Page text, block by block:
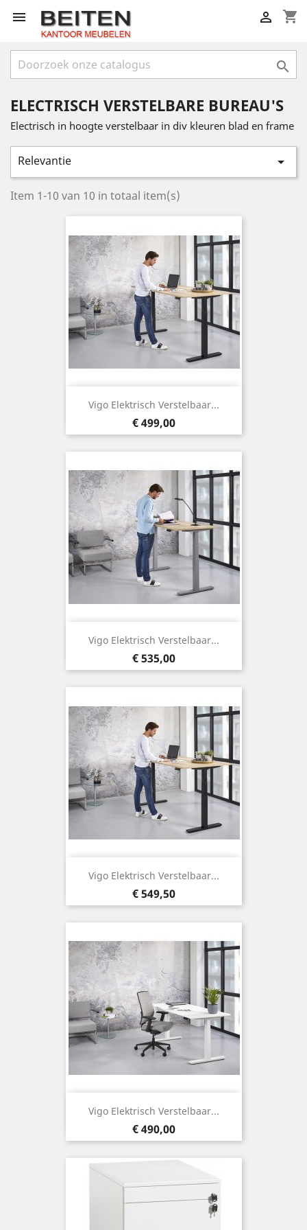
 shopping_cart


ELECTRISCH VERSTELBARE BUREAU'S
Electrisch in hoogte verstelbaar in div kleuren blad en frame
Relevantie 
Item 1-10 van 10 in totaal item(s)
Vigo Elektrisch Verstelbaar...
Prijs
€ 499,00
Vigo Elektrisch Verstelbaar...
Prijs
€ 535,00
Vigo Elektrisch Verstelbaar...
Prijs
€ 549,50
Vigo Elektrisch Verstelbaar...
Prijs
€ 490,00